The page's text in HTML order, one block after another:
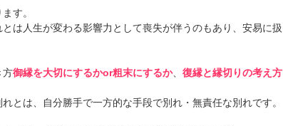
す。
は人生が変わる影響力として喪失が伴うのもあり、安易に扱
方御縁を大切にするかor粗末にするか、復縁と縁切りの考え方
とは、自分勝手で一方的な手段で別れ・無責任な別れです。